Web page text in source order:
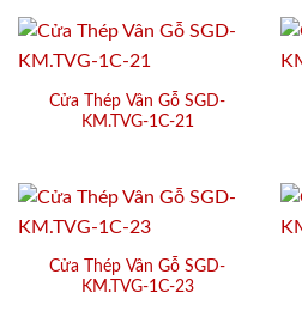
Cửa Thép Vân Gỗ SGD-
KM.TVG-1C-21
Cửa Thép Vân Gỗ SGD-
KM.TVG-1C-23